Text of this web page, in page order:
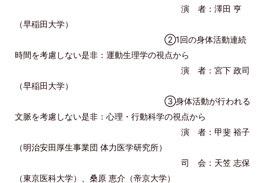
演 者：澤田 亨
（早稲田大学）
②1回の身体活動連続
時間を考慮しない是非：運動生理学の視点から
演 者：宮下 政司
（早稲田大学）
③身体活動が行われる
文脈を考慮しない是非：心理・行動科学の視点から
演 者：甲斐 裕子
（明治安田厚生事業団 体力医学研究所）
司 会：天笠 志保
（東京医科大学）、桑原 恵介（帝京大学）